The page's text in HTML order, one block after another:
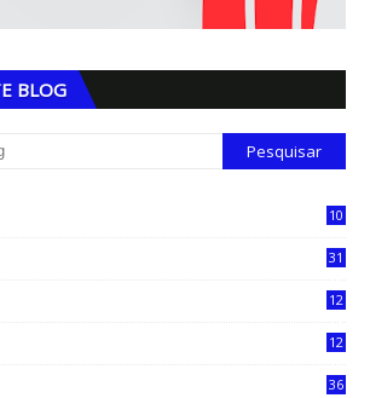
BLOG
10
31
12
12
36